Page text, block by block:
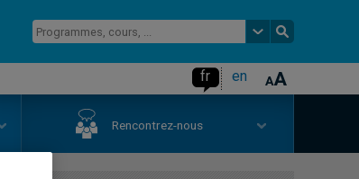
fr en
Rencontrez-nous